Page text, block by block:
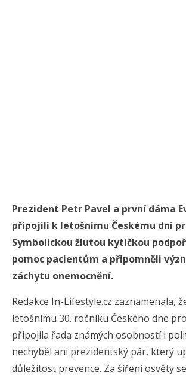
Prezident Petr Pavel a první dáma
připojili k letošnímu Českému dni
Symbolickou žlutou kytičkou
pomoc pacientům a připomněli
záchytu onemocnění.
Redakce In-Lifestyle.cz zaznamenala,
letošnímu 30. ročníku Českého dne
připojila řada známých osobností i
nechyběl ani prezidentský pár, který
důležitost prevence. Za šíření osvěty